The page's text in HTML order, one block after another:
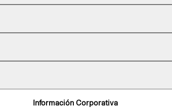
Información Corporativa